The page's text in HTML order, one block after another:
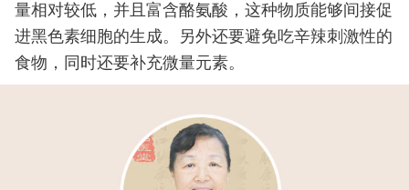
量相对较低，并且富含酪氨酸，这种物质能够间接促
进黑色素细胞的生成。另外还要避免吃辛辣刺激性的
食物，同时还要补充微量元素。